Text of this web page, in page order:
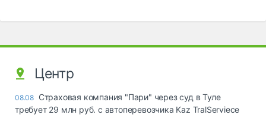
Центр
08.08 Страховая компания "Пари" через суд в Туле
требует 29 млн руб. с автоперевозчика Kaz TralServiece